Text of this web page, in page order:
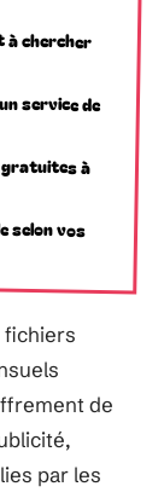
à chercher
service de
gratuites à
selon vos
fichiers
de
par les